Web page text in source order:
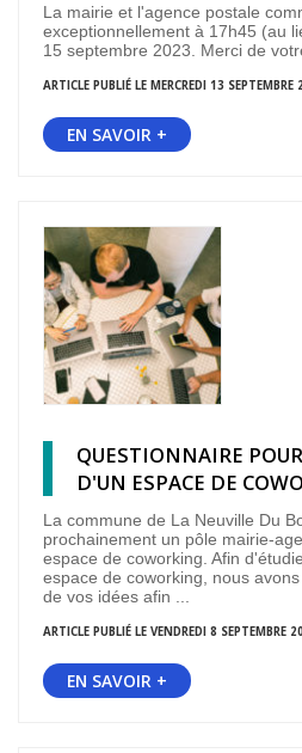
La mairie et l'agence postale
exceptionnellement à 17h45 (au
15 septembre 2023. Merci de
ARTICLE PUBLIÉ LE MERCREDI 13 SEPTEMBRE
EN SAVOIR +
QUESTIONNAIRE
D'UN ESPACE DE
La commune de La Neuville Du
prochainement un pôle mairie-
espace de coworking. Afin
espace de coworking, nous
de vos idées afin ...
ARTICLE PUBLIÉ LE VENDREDI 8 SEPTEMBRE
EN SAVOIR +